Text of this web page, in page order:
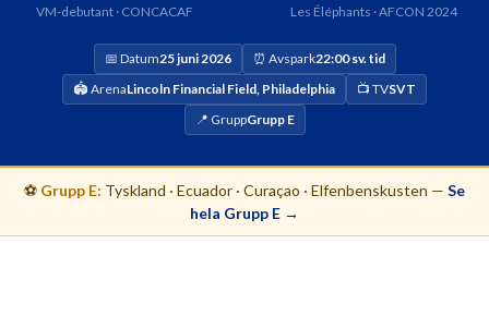
VM-debutant · CONCACAF Les Éléphants · AFCON 2024
📅 Datum25 juni 2026 ⏰ Avspark22:00 sv. tid
🏟️ ArenaLincoln Financial Field, Philadelphia 📺 TVSVT
📍 GruppGrupp E
⚽ Grupp E: Tyskland · Ecuador · Curaçao · Elfenbenskusten — Se
hela Grupp E →